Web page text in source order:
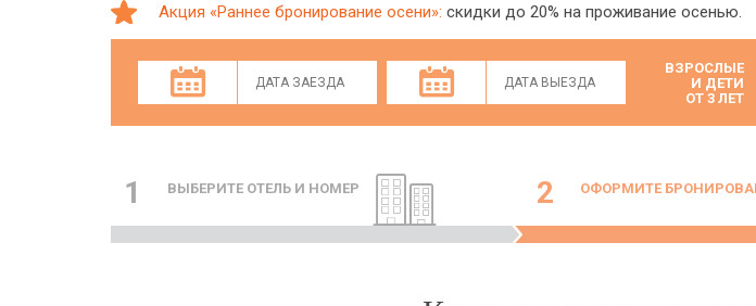
Акция «Раннее бронирование осени»: скидки до 20% на проживание осенью.
ВЗРОСЛЫЕ
И ДЕТИ
ОТ 3 ЛЕТ
1 ВЫБЕРИТЕ ОТЕЛЬ И НОМЕР 2 ОФОРМИТЕ